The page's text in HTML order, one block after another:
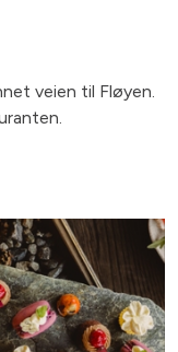
veien til Fløyen.